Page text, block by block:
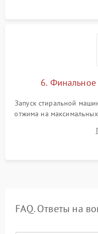
6. Финальное
Запуск стиральной
отжима на
корректности
посторонних
FAQ. Ответы на